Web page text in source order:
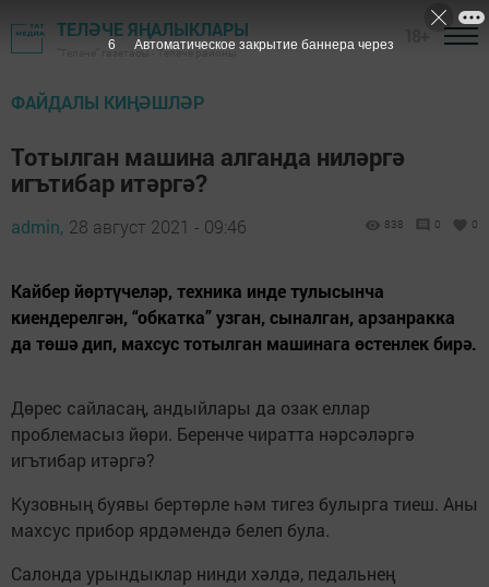
ТЕЛӘЧЕ ЯҢАЛЫКЛАРЫ
"Теләче" газетасы - Теләче районы
ФАЙДАЛЫ КИҢӘШЛӘР
Тотылган машина алганда ниләргә
игътибар итәргә?
admin, 28 август 2021 - 09:46 838 0 0
Кайбер йөртүчеләр, техника инде тулысынча
киендерелгән, “обкатка” узган, сыналган, арзанракка
да төшә дип, махсус тотылган машинага өстенлек бирә.
Дөрес сайласаң, андыйлары да озак еллар
проблемасыз йөри. Беренче чиратта нәрсәләргә
игътибар итәргә?
Кузовның буявы бертөрле һәм тигез булырга тиеш. Аны
махсус прибор ярдәмендә белеп була.
Салонда урындыклар нинди хәлдә, педальнең
6 Автоматическое закрытие баннера через